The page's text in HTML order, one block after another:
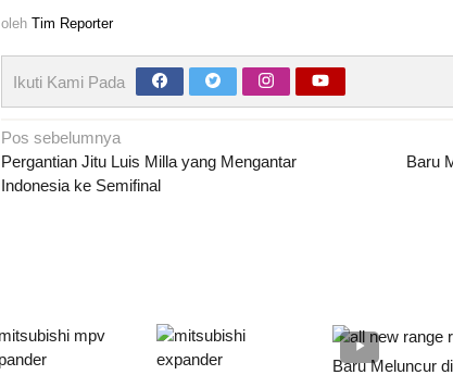
oleh Tim Reporter
Ikuti Kami Pada
Navigasi
pos
Pos sebelumnya
Pergantian Jitu Luis Milla yang Mengantar
Indonesia ke Semifinal
Baru
Baru Meluncur